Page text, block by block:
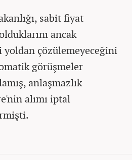
sabit fiyat
ancak
yoldan çözülemeyeceğini
görüşmeler
anlaşmazlık
alımı iptal